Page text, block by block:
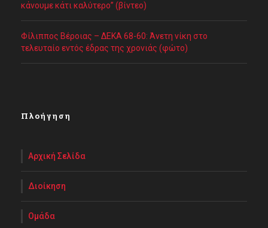
κάνουμε κάτι καλύτερο” (βίντεο)
Φίλιππος Βέροιας – ΔΕΚΑ 68-60: Άνετη νίκη στο
τελευταίο εντός έδρας της χρονιάς (φώτο)
Πλοήγηση
Αρχική Σελίδα
Διοίκηση
Ομάδα